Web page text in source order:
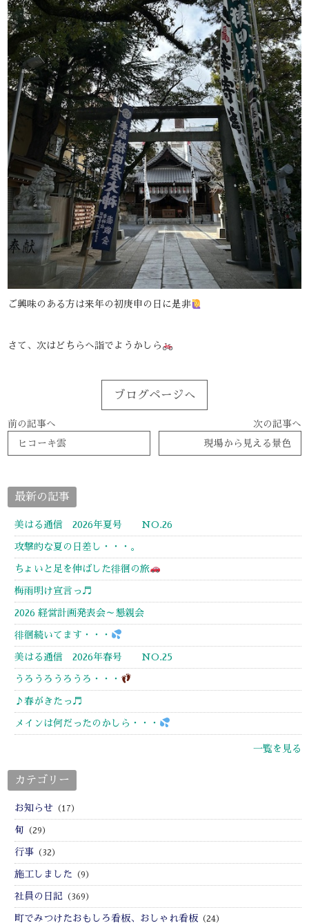
ご興味のある方は来年の初庚申の日に是非
さて、次はどちらへ詣でようかしら
ブログページへ
前の記事へ
ヒコーキ雲
次の記事へ
現場から見える景色
最新の記事
美はる通信 2026年夏号 NO.26
攻撃的な夏の日差し・・・。
ちょいと足を伸ばした徘徊の旅
梅雨明け宣言っ♬
2026 経営計画発表会～懇親会
徘徊続いてます・・・
美はる通信 2026年春号 NO.25
うろうろうろうろ・・・
♪春がきたっ♬
メインは何だったのかしら・・・
一覧を見る
カテゴリー
お知らせ （17）
旬 （29）
行事 （32）
施工しました （9）
社員の日記 （369）
町でみつけたおもしろ看板、おしゃれ看板 （24）